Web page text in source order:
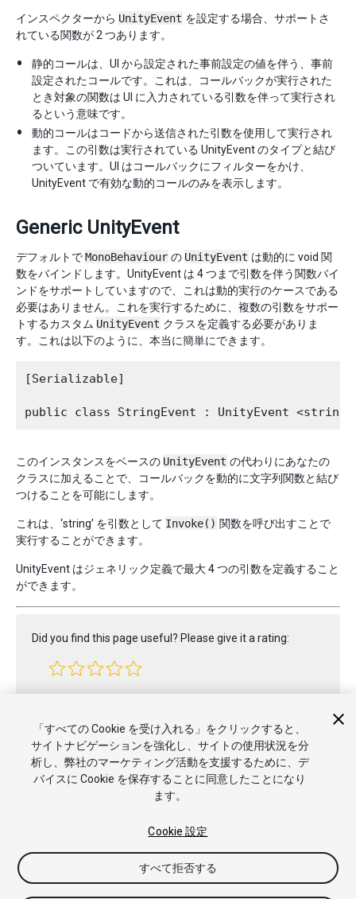
インスペクターから UnityEvent を設定する場合、サポートさ
れている関数が 2 つあります。
静的コールは、UI から設定された事前設定の値を伴う、事前
設定されたコールです。これは、コールバックが実行された
とき対象の関数は UI に入力されている引数を伴って実行され
るという意味です。
動的コールはコードから送信された引数を使用して実行され
ます。この引数は実行されている UnityEvent のタイプと結び
ついています。UI はコールバックにフィルターをかけ、
UnityEvent で有効な動的コールのみを表示します。
Generic UnityEvent
デフォルトでMonoBehaviour の UnityEvent は動的に void 関
数をバインドします。UnityEvent は 4 つまで引数を伴う関数バイ
ンドをサポートしていますので、これは動的実行のケースである
必要はありません。これを実行するために、複数の引数をサポー
トするカスタム UnityEvent クラスを定義する必要がありま
す。これは以下のように、本当に簡単にできます。
[Serializable]
このインスタンスをベースの UnityEvent の代わりにあなたの
クラスに加えることで、コールバックを動的に文字列関数と結び
つけることを可能にします。
これは、‘string’ を引数として Invoke() 関数を呼び出すことで
実行することができます。
UnityEvent はジェネリック定義で最大 4 つの引数を定義すること
ができます。
Did you find this page useful? Please give it a rating:
Copyright © 2020 Unity Technologies. Publication 2019.3
チュートリアル
ナレッジベース
「すべての Cookie を受け入れる」をクリックすると、
サイトナビゲーションを強化し、サイトの使用状況を分
析し、弊社のマーケティング活動を支援するために、デ
バイスに Cookie を保存することに同意したことになり
ます。
Cookie 設定
すべて拒否する